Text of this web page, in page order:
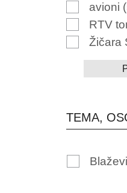
avioni
RTV
Žičara
TEMA,